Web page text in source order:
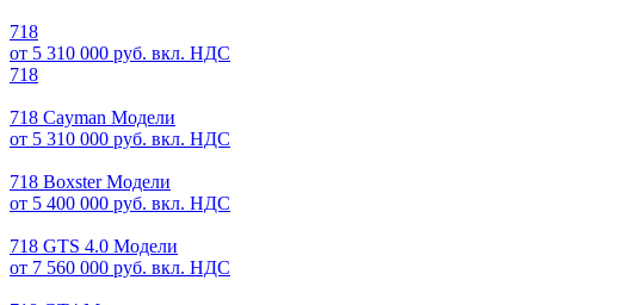
718
от 5 310 000 руб. вкл. НДС
718
718 Cayman Модели
от 5 310 000 руб. вкл. НДС
718 Boxster Модели
от 5 400 000 руб. вкл. НДС
718 GTS 4.0 Модели
от 7 560 000 руб. вкл. НДС